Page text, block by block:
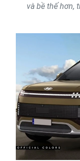
và bề thế hơn,